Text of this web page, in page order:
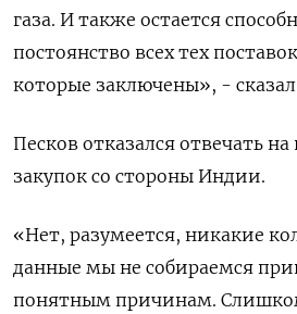
газа. И также остается
постоянство всех ​тех
которые заключены», -
Песков отказался отвечать
‌закупок со стороны Индии.
«Нет, разумеется, никакие
‌данные мы не собираемся
понятным причинам.